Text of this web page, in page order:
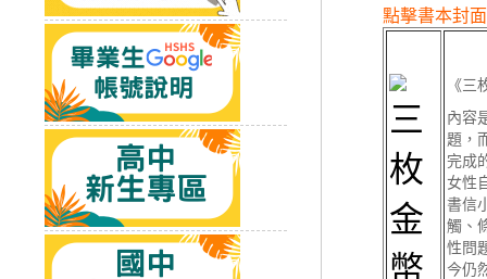
點擊書本封
《三
內容
題，
完成
女性
書信
觸、
性問
今仍